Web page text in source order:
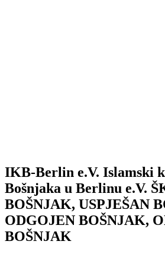
IKB-Berlin e.V. Islamski
Bošnjaka u Berlinu e.V.
BOŠNJAK, USPJEŠAN
ODGOJEN BOŠNJAK,
BOŠNJAK